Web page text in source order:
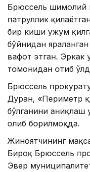
Брюссель шимолий
патруллик
бир киши ҳужум
бўйнидан
вафот этган. Эркак
томонидан отиб
Брюссель
Дуран, «Периметр
бўлганини аниқлаш
олиб борилмоқда.
Жиноятчининг
Бироқ Брюссель
Эвер